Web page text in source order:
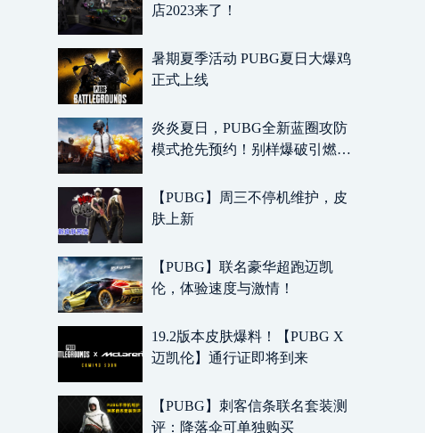
店2023来了！
暑期夏季活动 PUBG夏日大爆鸡
正式上线
炎炎夏日，PUBG全新蓝圈攻防
模式抢先预约！别样爆破引燃整
【PUBG】周三不停机维护，皮
肤上新
【PUBG】联名豪华超跑迈凯
伦，体验速度与激情！
19.2版本皮肤爆料！【PUBG X
迈凯伦】通行证即将到来
【PUBG】刺客信条联名套装测
评：降落伞可单独购买